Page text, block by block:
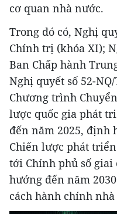
cơ quan nhà nước.
Trong đó có, Nghị
Chính trị (khóa XI);
Ban Chấp hành
Nghị quyết số 52-
Chương trình
lược quốc gia phát
đến năm 2025, định
Chiến lược phát
tới Chính phủ số giai
hướng đến năm
cách hành chính